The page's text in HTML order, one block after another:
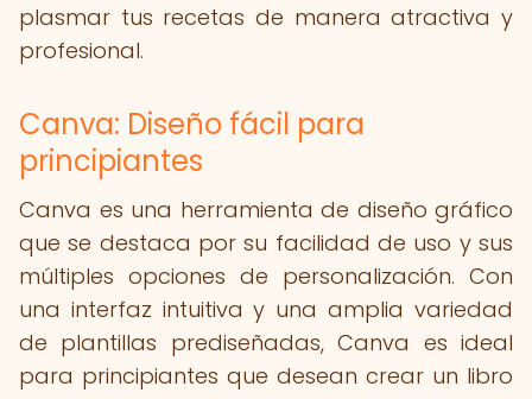
plasmar tus recetas de manera atractiva y
profesional.
Canva: Diseño fácil para
principiantes
Canva es una herramienta de diseño gráfico
que se destaca por su facilidad de uso y sus
múltiples opciones de personalización. Con
una interfaz intuitiva y una amplia variedad
de plantillas prediseñadas, Canva es ideal
para principiantes que desean crear un libro